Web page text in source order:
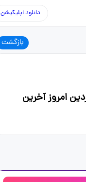
دانلود اپلیکیشن
بازگشت
امروز آخرین